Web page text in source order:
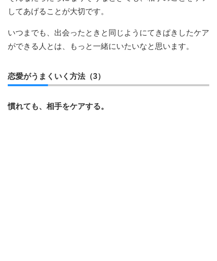
してあげることが大切です。
いつまでも、出会ったときと同じようにてきぱきしたケア
ができる人とは、もっと一緒にいたいなと思います。
恋愛がうまくいく方法（3）
慣れても、相手をケアする。